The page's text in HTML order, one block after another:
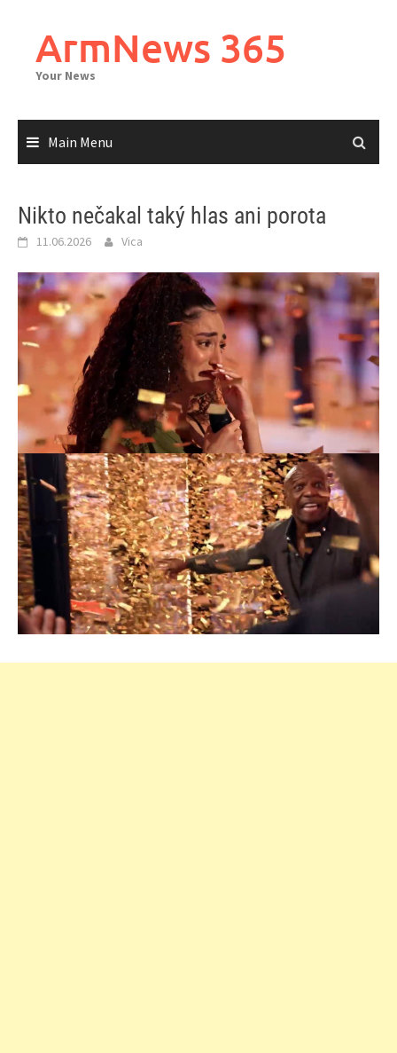
contentArmNews 365
Your News
Main Menu
Nikto nečakal taký hlas ani porota
11.06.2026 Vica